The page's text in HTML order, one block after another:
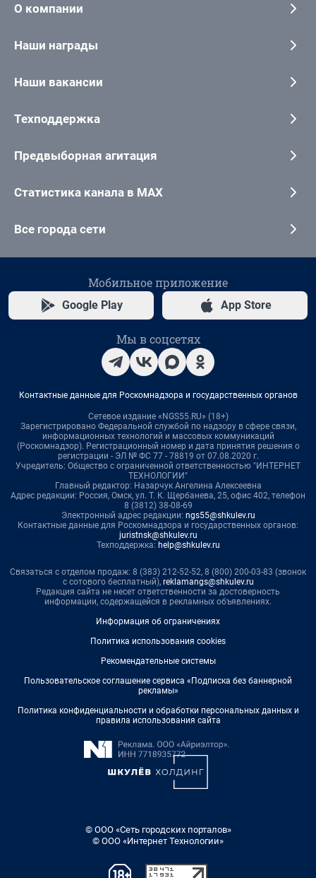
О компании
Наши награды
Наши вакансии
Техподдержка
Предвыборная агитация
Статистика канала в MAX
Все города сети
Мобильное приложение
Google Play App Store
Мы в соцсетях
Контактные данные для Роскомнадзора и государственных органов
Сетевое издание «NGS55.RU» (18+)
Зарегистрировано Федеральной службой по надзору в сфере связи,
информационных технологий и массовых коммуникаций
(Роскомнадзор). Регистрационный номер и дата принятия решения о
регистрации - ЭЛ № ФС 77 - 78819 от 07.08.2020 г.
Учредитель: Общество с ограниченной ответственностью "ИНТЕРНЕТ
ТЕХНОЛОГИИ"
Главный редактор: Назарчук Ангелина Алексеевна
Адрес редакции: Россия, Омск, ул. Т. К. Щербанева, 25, офис 402, телефон
8 (3812) 38-08-69
Электронный адрес редакции: ngs55@shkulev.ru
Контактные данные для Роскомнадзора и государственных органов:
juristnsk@shkulev.ru
Техподдержка: help@shkulev.ru
Связаться с отделом продаж: 8 (383) 212-52-52, 8 (800) 200-03-83 (звонок
с сотового бесплатный), reklamangs@shkulev.ru
Редакция сайта не несет ответственности за достоверность
информации, содержащейся в рекламных объявлениях.
Информация об ограничениях
Политика использования cookies
Рекомендательные системы
Пользовательское соглашение сервиса «Подписка без баннерной
рекламы»
Политика конфиденциальности и обработки персональных данных и
правила использования сайта
© ООО «Сеть городских порталов»
© ООО «Интернет Технологии»